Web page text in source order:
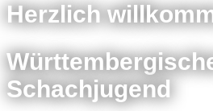
Herzlich
Schachjugend